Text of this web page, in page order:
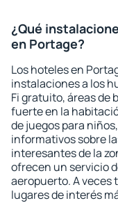
¿Qué
en Portage?
Los hoteles en
instalaciones a los
Fi gratuito, áreas de
fuerte en la
de juegos para
informativos sobre
interesantes de la
ofrecen un servicio
aeropuerto. A veces
lugares de interés